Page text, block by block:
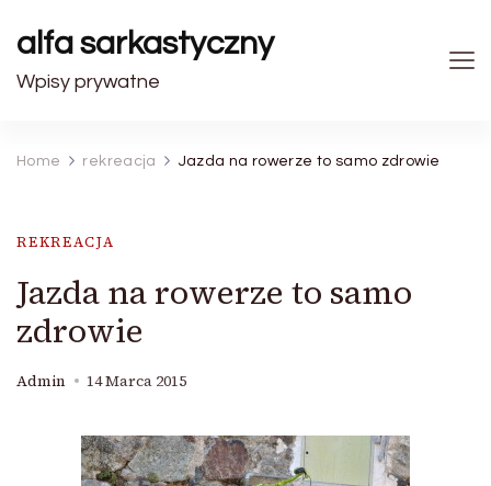
alfa sarkastyczny
Wpisy prywatne
Home rekreacja Jazda na rowerze to samo zdrowie
REKREACJA
Jazda na rowerze to samo
zdrowie
Admin 14 Marca 2015